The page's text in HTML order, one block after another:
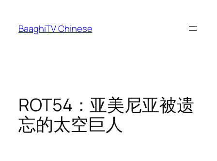
content
BaaghiTV Chinese
ROT54：亚美尼亚被遗
忘的太空巨人